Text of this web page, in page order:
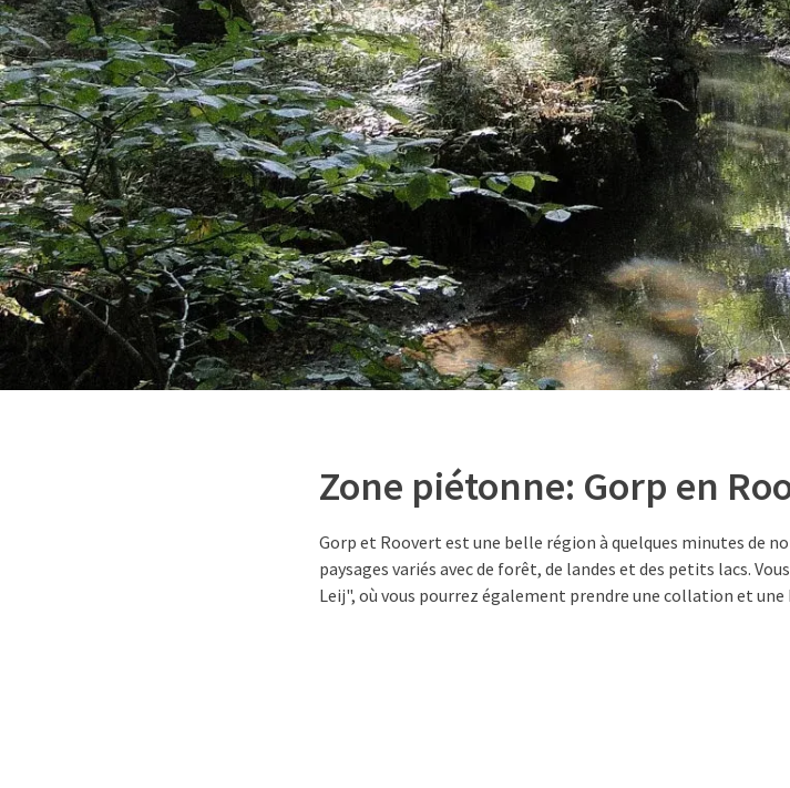
Zone piétonne: Gorp en
Gorp et Roovert est une belle région à quelques minutes de
paysages variés avec de forêt, de landes et des petits lacs.
Leij", où vous pourrez également prendre une collation et une